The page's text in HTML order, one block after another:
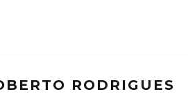
RODRIGUES